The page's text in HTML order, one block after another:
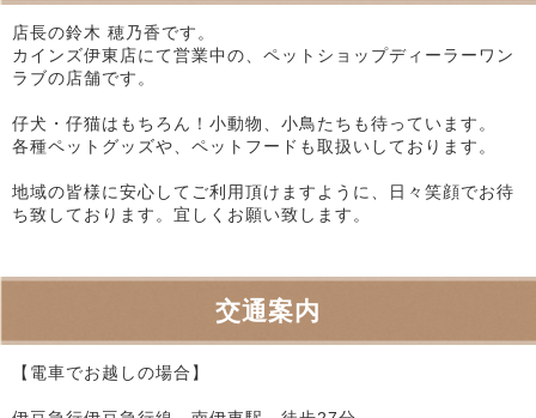
店長の鈴木 穂乃香です。
カインズ伊東店にて営業中の、ペットショップディーラーワン
ラブの店舗です。
仔犬・仔猫はもちろん！小動物、小鳥たちも待っています。
各種ペットグッズや、ペットフードも取扱いしております。
地域の皆様に安心してご利用頂けますように、日々笑顔でお待
ち致しております。宜しくお願い致します。
交通案内
【電車でお越しの場合】